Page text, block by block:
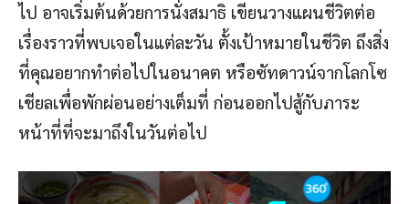
ไป อาจเริ่มต้นด้วยการนั่งสมาธิ เขียนวางแผนชีวิตต่อ
เรื่องราวที่พบเจอในแต่ละวัน ตั้งเป้าหมายในชีวิต ถึงสิ่ง
ที่คุณอยากทำต่อไปในอนาคต หรือซัทดาวน์จากโลกโซ
เชียลเพื่อพักผ่อนอย่างเต็มที่ ก่อนออกไปสู้กับภาระ
หน้าที่ที่จะมาถึงในวันต่อไป